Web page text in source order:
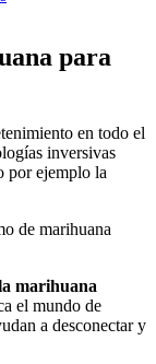
para
en todo el
inversivas
por ejemplo la
de marihuana
marihuana
el mundo de
a desconectar y